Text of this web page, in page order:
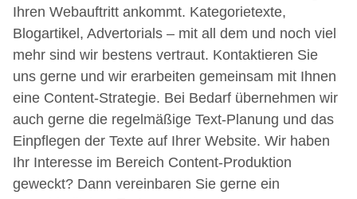
Ihren Webauftritt ankommt. Kategorietexte,
Blogartikel, Advertorials – mit all dem und noch viel
mehr sind wir bestens vertraut. Kontaktieren Sie
uns gerne und wir erarbeiten gemeinsam mit Ihnen
eine Content-Strategie. Bei Bedarf übernehmen wir
auch gerne die regelmäßige Text-Planung und das
Einpflegen der Texte auf Ihrer Website. Wir haben
Ihr Interesse im Bereich Content-Produktion
geweckt? Dann vereinbaren Sie gerne ein